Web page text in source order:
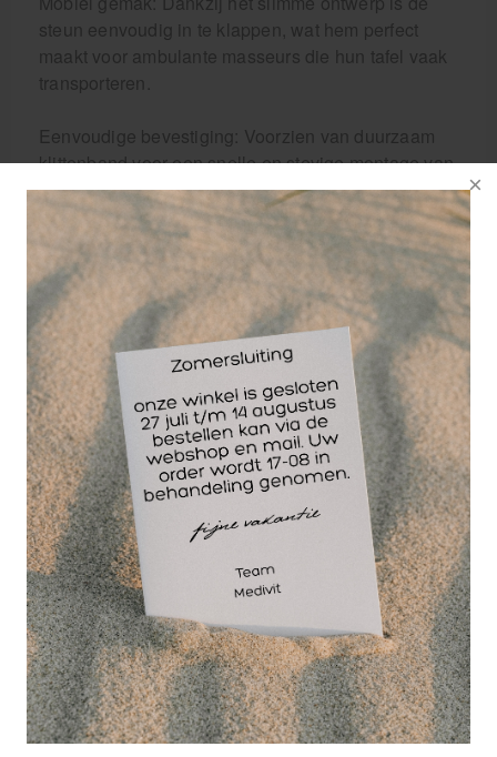
steun eenvoudig in te klappen, wat hem perfect
maakt voor ambulante masseurs die hun tafel vaak
transporteren.
Eenvoudige bevestiging: Voorzien van duurzaam
klittenband voor een snelle en stevige montage van
uw favoriete neuskussen.
Brede compatibiliteit (Check uw merk)
Medivit staat voor deskundig advies. Hoewel deze
hoofdsteun zeer veelzijdig is, is hij specifiek getest
en geschikt bevonden voor de volgende populaire
merken in Nederland en België:
ZenGrowth & Dutch Label
Earthlite, Master Massage & Hara
MT, Restpro & Tectake
VidaXL, Quirumed
Let op: Heeft u een oudere massagetafel (ouder dan
5 jaar) of een tafel van het merk Custom
Craftworks? Dan kan de pasvorm afwijken.
Tip van Medivit: voorkom teleurstelling en meet
altijd de afstand tussen de gaten van uw
massagetafel op voordat u bestelt. Onze
specialisten in Nederland staan klaar om u te
helpen bij twijfel over de juiste afmetingen.